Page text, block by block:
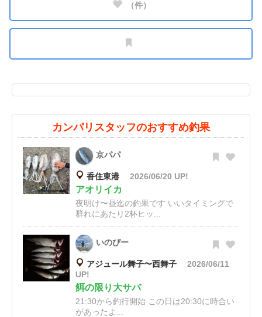
（件）
カンパリスタッフのおすすめ釣果
京パパ
香住東港 2026/06/20 UP!
アオリイカ
夜明け〜昼迄の釣果です いいタイミングで
群れにあたり2杯ヒッ...
いのぴー
アジュール舞子〜西舞子
2026/06/11
UP!
餌の限り大サバ
21:30から釣行開始 この日は20:30に時合い
があったよ...